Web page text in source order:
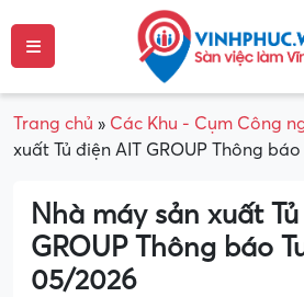
Trang chủ » Các Khu - Cụm Công
xuất Tủ điện AIT GROUP Thông
Nhà máy sản xuất
GROUP Thông báo
05/2026